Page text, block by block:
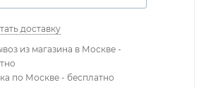
доставку
из магазина в Москве -
по Москве - бесплатно